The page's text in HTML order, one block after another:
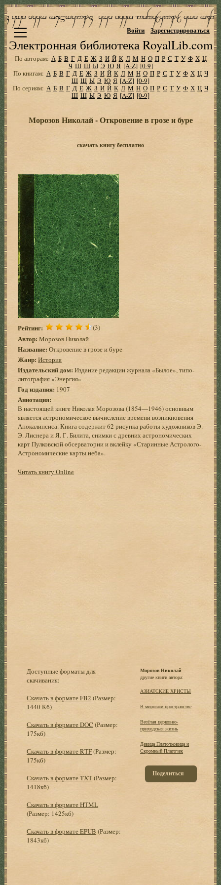
Электронная библиотека RoyalLib.com
Войти Зарегистрироваться
По авторам: А Б В Г Д Е Ж З И Й К Л М Н О П Р С Т У Ф Х Ц
Ч Ш Щ Ы Э Ю Я [A-Z] [0-9]
По книгам: А Б В Г Д Е Ж З И Й К Л М Н О П Р С Т У Ф Х Ц Ч
Ш Щ Ы Э Ю Я [A-Z] [0-9]
По сериям: А Б В Г Д Е Ж З И Й К Л М Н О П Р С Т У Ф Х Ц Ч
Ш Щ Ы Э Ю Я [A-Z] [0-9]
Морозов Николай - Откровение в грозе и буре
скачать книгу бесплатно
Рейтинг: (3)
Автор: Морозов Николай
Название: Откровение в грозе и буре
Жанр: История
Издательский дом: Издание редакции журнала «Былое», типо-
литография «Энергия»
Год издания: 1907
Аннотация:
В настоящей книге Николая Морозова (1854—1946) основным
является астрономическое вычисление времени возникновения
Апокалипсиса. Книга содержит 62 рисунка работы художников Э.
Э. Лиснера и Я. Г. Билита, снимки с древних астрономических
карт Пулковской обсерватории и вклейку «Старинные Астролого-
Астрономические карты неба».
Читать книгу Online
Доступные форматы для
скачивания:
Скачать в формате FB2 (Размер:
1440 Кб)
Скачать в формате DOC (Размер:
175кб)
Скачать в формате RTF(Размер:
175кб)
Скачать в формате TXT(Размер:
1418кб)
Скачать в формате HTML
(Размер: 1425кб)
Скачать в формате EPUB (Размер:
1843кб)
Морозов Николай
другие книги автора:
АЗИАТСКИЕ ХРИСТЫ
В мировом пространстве
Весёлая церковно-
приходская жизнь
Девица Платочковица и
Скромный Платочек
Поделиться